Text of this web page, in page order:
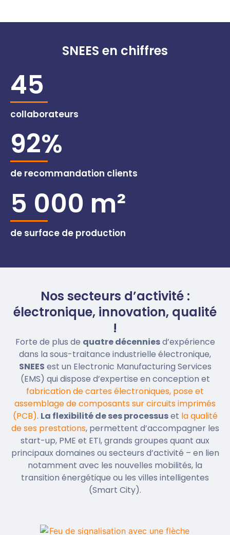
SNEES en chiffres
45
collaborateurs
92%
de recommandation clients
5 000 m²
de surface de production
Nos secteurs d’activité :
électronique, innovation, qualité
!
Forte de plus de quatre décenniesd’expérience
dans la sous-traitance industrielle électronique,
SNEES est un Electronic Manufacturing Services
(EMS) qui dispose d’expertise en conception et
fabrication de cartes électroniques, pose et
assemblage de composants sur circuits imprimés
(PCB). La flexibilité de ses processuset la qualité
de ses prestations, permettent d’accompagner les
start-up, PME et ETI, grands groupes quant aux
principaux domaines ou secteurs d’activité – en lien
notamment avec les nouvelles mobilités, la
transition énergétique ou les villes intelligentes
(Smart City).